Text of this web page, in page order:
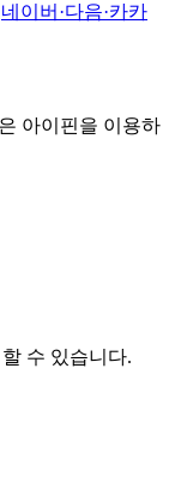
네이버·다음·카카
아이핀을 이용하
수 있습니다.